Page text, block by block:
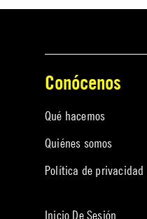
Conócenos
Qué hacemos
Quiénes somos
Política de privacidad
Inicio De Sesión